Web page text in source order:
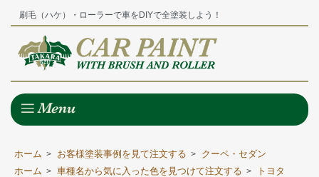
刷毛（ハケ）・ローラーで車をDIYで全塗装しよう！
ホーム > お客様塗装事例を見て注文する >
クーペ・セダン
ホーム > 車種名から気に入った色を見つけて注文する > トヨタ